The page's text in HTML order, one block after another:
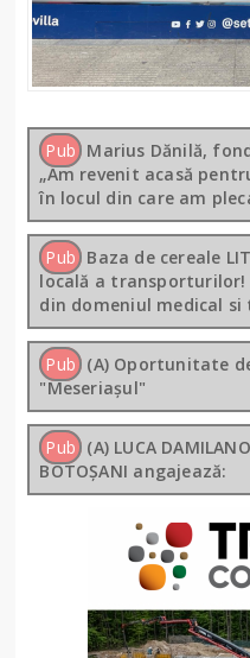
Pub Marius Dănilă,
„Am revenit acasă
în locul din care am
Pub Baza de cereale
locală a
din domeniul medical si
Pub (A) Oportunitate
"Meseriașul"
Pub (A) LUCA
BOTOȘANI angajează: